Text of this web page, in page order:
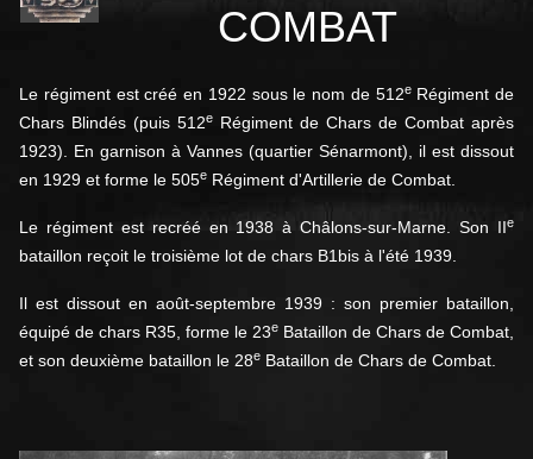
COMBAT
Le régiment est créé en 1922 sous le nom de 512eRégiment de
Chars Blindés (puis 512e Régiment de Chars de Combat après
1923). En garnison à Vannes (quartier Sénarmont), il est dissout
en 1929 et forme le 505e Régiment d'Artillerie de Combat
Le régiment est recréé en 1938 à Châlons-sur-Marne. Son IIe
bataillon reçoit le troisième lot de chars B1bis à l'été 1939
Il est dissout en août-septembre 1939 : son premier bataillon,
équipé de chars R35, forme le 23e Bataillon de Chars de Combat,
et son deuxième bataillon le 28e Bataillon de Chars de Combat.